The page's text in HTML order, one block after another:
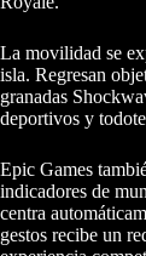
La movilidad se
isla. Regresan
granadas
deportivos y
Epic Games
indicadores de
centra
gestos recibe un